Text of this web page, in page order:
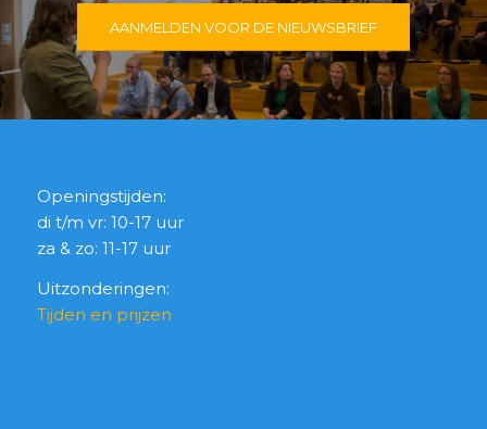
AANMELDEN VOOR DE NIEUWSBRIEF
Openingstijden:
di t/m vr: 10-17 uur
za & zo: 11-17 uur
Uitzonderingen:
Tijden en prijzen